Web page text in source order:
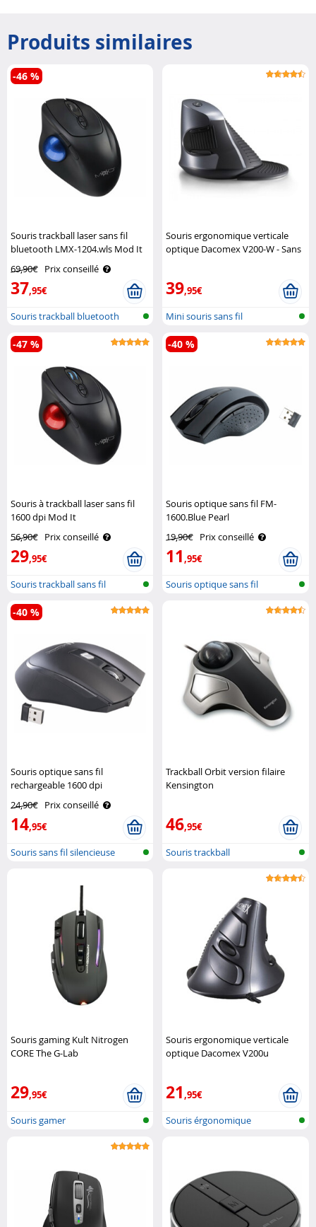
Produits similaires
Souris trackball laser sans fil
bluetooth LMX-1204.wls Mod It
69,90€ Prix conseillé
37,95€
-46 %
Souris trackball bluetooth
Souris ergonomique verticale
optique Dacomex V200-W - Sans
39,95€
Mini souris sans fil
Souris à trackball laser sans fil
1600 dpi Mod It
56,90€ Prix conseillé
29,95€
-47 %
Souris trackball sans fil
Souris optique sans fil FM-
1600.Blue Pearl
19,90€ Prix conseillé
11,95€
-40 %
Souris optique sans fil
Souris optique sans fil
rechargeable 1600 dpi
24,90€ Prix conseillé
14,95€
-40 %
Souris sans fil silencieuse
Trackball Orbit version filaire
Kensington
46,95€
Souris trackball
Souris gaming Kult Nitrogen
CORE The G-Lab
29,95€
Souris gamer
Souris ergonomique verticale
optique Dacomex V200u
21,95€
Souris érgonomique